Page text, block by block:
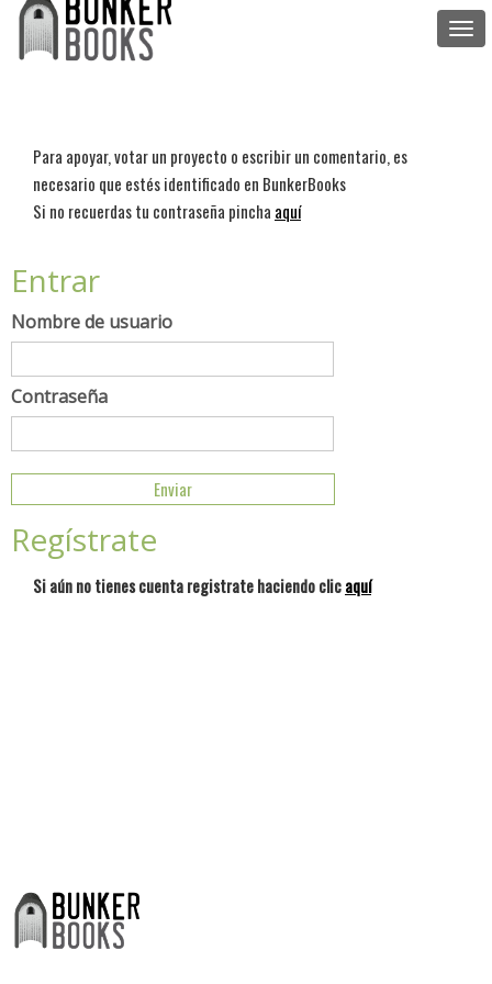
Para apoyar, votar un proyecto o escribir un comentario, es
necesario que estés identificado en BunkerBooks
Si no recuerdas tu contraseña pincha aquí
Entrar
Nombre de usuario
Contraseña
Regístrate
Si aún no tienes cuenta registrate haciendo clicaquí